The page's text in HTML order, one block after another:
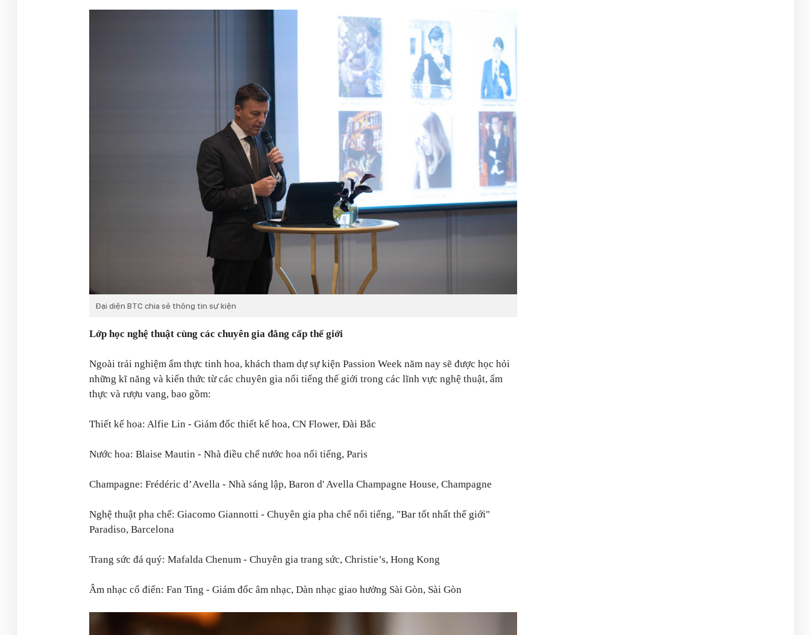
Đại diện BTC chia sẻ thông tin sự kiện
Lớp học nghệ thuật cùng các chuyên gia đẳng cấp thế giới
Ngoài trải nghiệm ẩm thực tinh hoa, khách tham dự sự kiện Passion Week năm nay sẽ được học hỏi
những kĩ năng và kiến thức từ các chuyên gia nổi tiếng thế giới trong các lĩnh vực nghệ thuật, ẩm
thực và rượu vang, bao gồm:
Thiết kế hoa: Alfie Lin - Giám đốc thiết kế hoa, CN Flower, Đài Bắc
Nước hoa: Blaise Mautin - Nhà điều chế nước hoa nổi tiếng, Paris
Champagne: Frédéric d’Avella - Nhà sáng lập, Baron d' Avella Champagne House, Champagne
Nghệ thuật pha chế: Giacomo Giannotti - Chuyên gia pha chế nổi tiếng, "Bar tốt nhất thế giới"
Paradiso, Barcelona
Trang sức đá quý: Mafalda Chenum - Chuyên gia trang sức, Christie’s, Hong Kong
Âm nhạc cổ điển: Fan Ting - Giám đốc âm nhạc, Dàn nhạc giao hưởng Sài Gòn, Sài Gòn